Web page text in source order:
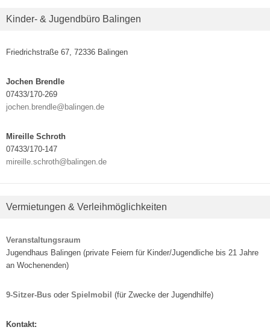
Kinder- & Jugendbüro Balingen
Friedrichstraße 67, 72336 Balingen
Jochen Brendle
07433/170-269
jochen.brendle@balingen.de
Mireille Schroth
07433/170-147
mireille.schroth@balingen.de
Vermietungen & Verleihmöglichkeiten
Veranstaltungsraum
Jugendhaus Balingen (private Feiern für Kinder/Jugendliche bis 21 Jahre
an Wochenenden)
9-Sitzer-Bus oder Spielmobil (für Zwecke der Jugendhilfe)
Kontakt: